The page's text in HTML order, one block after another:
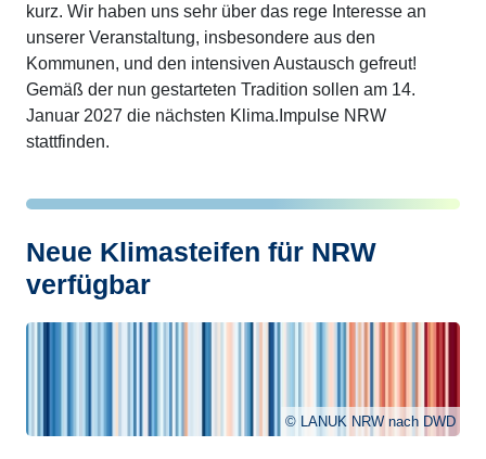
kurz. Wir haben uns sehr über das rege Interesse an
unserer Veranstaltung, insbesondere aus den
Kommunen, und den intensiven Austausch gefreut!
Gemäß der nun gestarteten Tradition sollen am 14.
Januar 2027 die nächsten Klima.Impulse NRW
stattfinden.
Neue Klimasteifen für NRW
verfügbar
LANUK NRW nach DWD